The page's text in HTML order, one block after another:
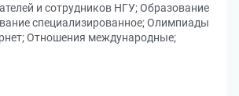
и сотрудников НГУ; Образование
специализированное; Олимпиады
Отношения международные;